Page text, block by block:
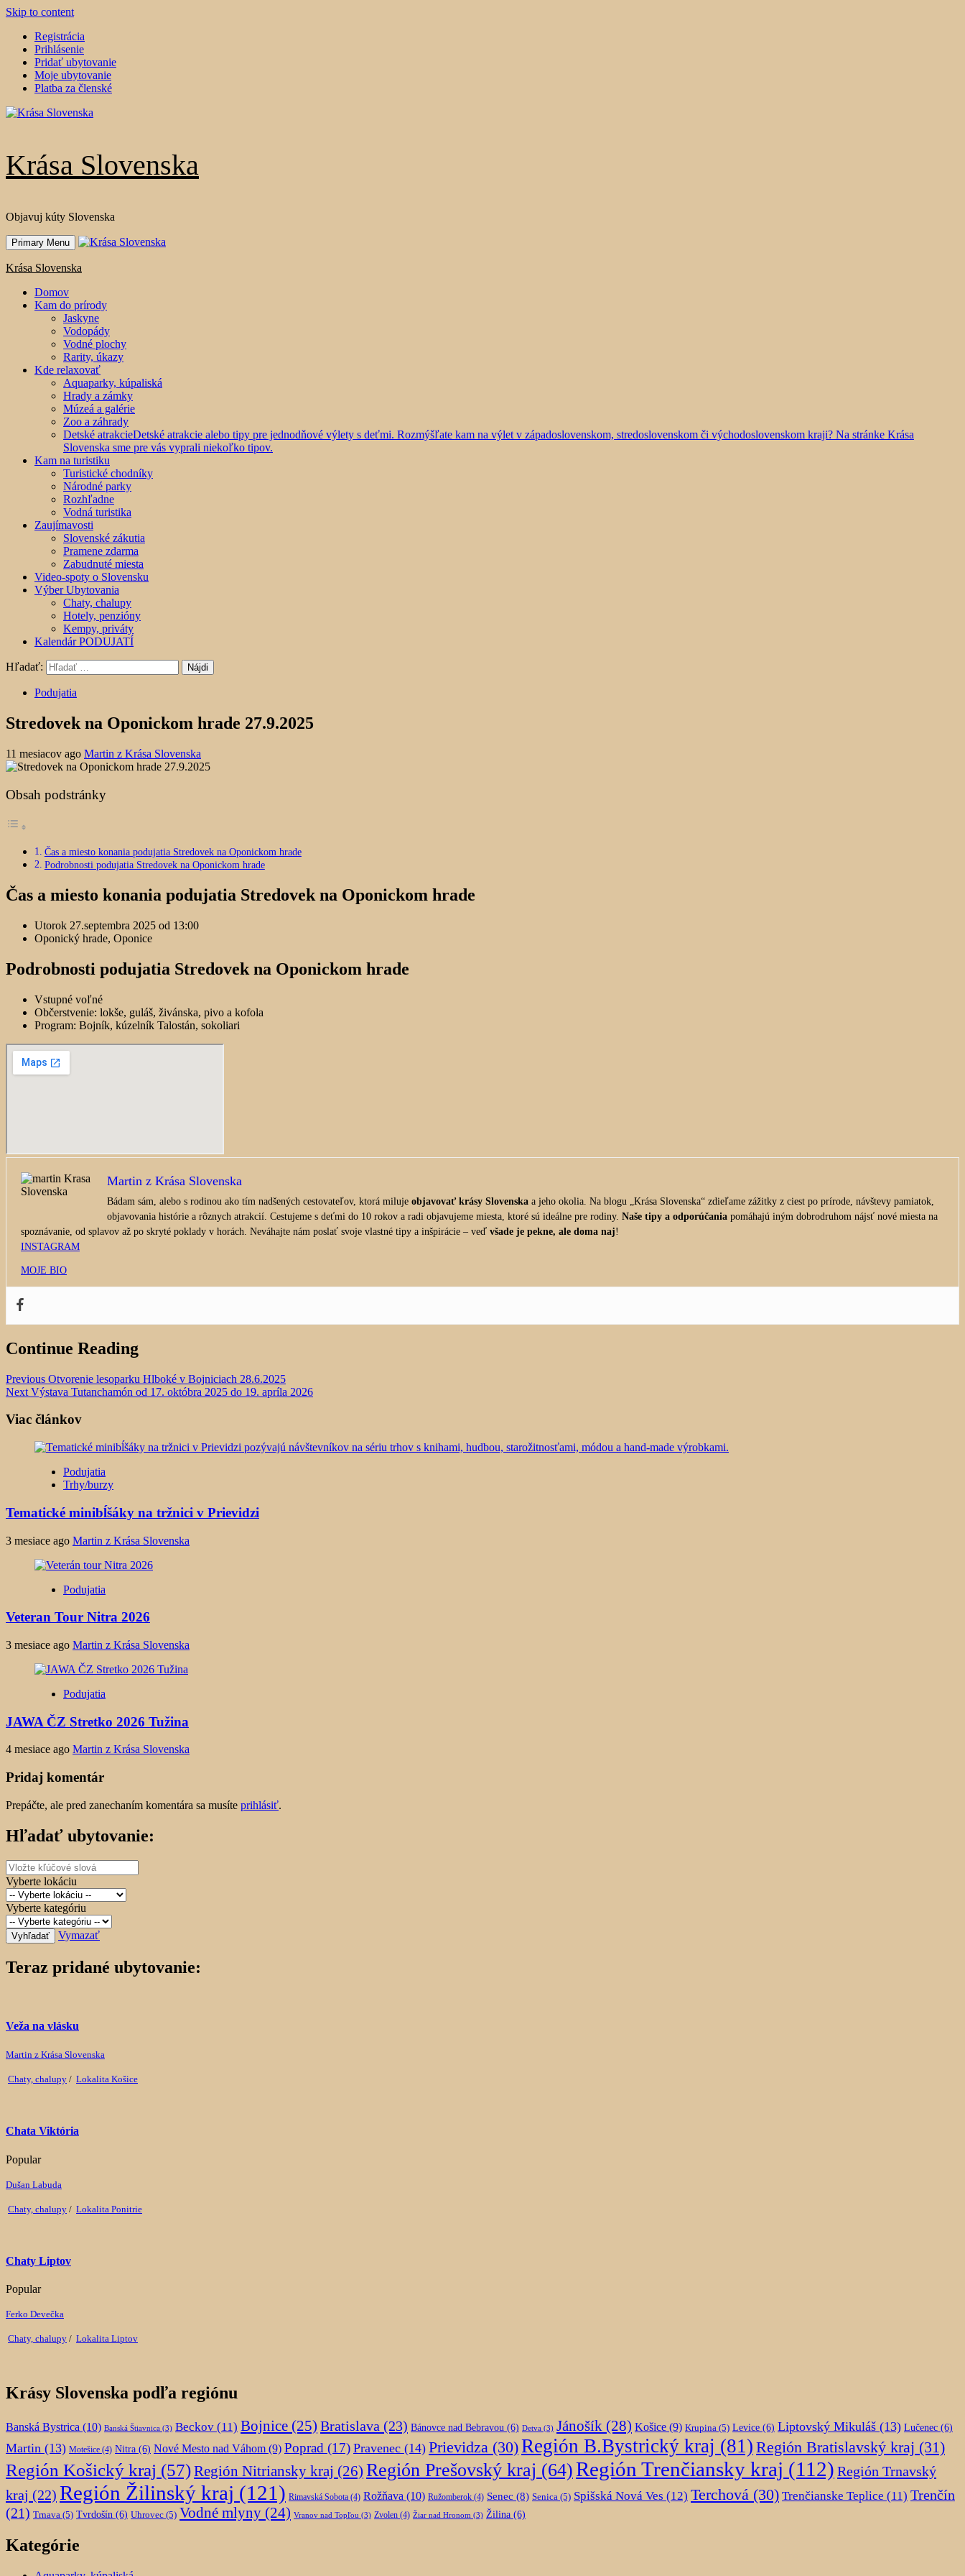
Skip to content
Registrácia
Prihlásenie
Pridať ubytovanie
Moje ubytovanie
Platba za členské
Krása Slovenska
Objavuj kúty Slovenska
Primary Menu
Krása Slovenska
Domov
Kam do prírody
Jaskyne
Vodopády
Vodné plochy
Rarity, úkazy
Kde relaxovať
Aquaparky, kúpaliská
Hrady a zámky
Múzeá a galérie
Zoo a záhrady
Detské atrakcieDetské atrakcie alebo tipy pre jednodňové výlety s deťmi. Rozmýšľate kam na výlet v západoslovenskom, stredoslovenskom či východoslovenskom kraji? Na stránke Krása
Slovenska sme pre vás vyprali niekoľko tipov.
Kam na turistiku
Turistické chodníky
Národné parky
Rozhľadne
Vodná turistika
Zaujímavosti
Slovenské zákutia
Pramene zdarma
Zabudnuté miesta
Video-spoty o Slovensku
Výber Ubytovania
Chaty, chalupy
Hotely, penzióny
Kempy, priváty
Kalendár PODUJATÍ
Hľadať:
Podujatia
Stredovek na Oponickom hrade 27.9.2025
11 mesiacov ago Martin z Krása Slovenska
Obsah podstránky
Čas a miesto konania podujatia Stredovek na Oponickom hrade
Podrobnosti podujatia Stredovek na Oponickom hrade
Čas a miesto konania podujatia Stredovek na Oponickom hrade
Utorok 27.septembra 2025 od 13:00
Oponický hrade, Oponice
Podrobnosti podujatia Stredovek na Oponickom hrade
Vstupné voľné
Občerstvenie: lokše, guláš, živánska, pivo a kofola
Program: Bojník, kúzelník Talostán, sokoliari
Martin z Krása Slovenska
Bádam sám, alebo s rodinou ako tím nadšených cestovateľov, ktorá miluje objavovať krásy Slovenska a jeho okolia. Na blogu „Krása Slovenska“ zdieľame zážitky z ciest po prírode, návštevy pamiatok,
objavovania histórie a rôznych atrakcií. Cestujeme s deťmi do 10 rokov a radi objavujeme miesta, ktoré sú ideálne pre rodiny. Naše tipy a odporúčania pomáhajú iným dobrodruhom nájsť nové miesta na
spoznávanie, od splavov až po skryté poklady v horách. Neváhajte nám poslať svoje vlastné tipy a inšpirácie – veď všade je pekne, ale doma naj!
INSTAGRAM
MOJE BIO
Continue Reading
Previous Otvorenie lesoparku Hlboké v Bojniciach 28.6.2025
Next Výstava Tutanchamón od 17. októbra 2025 do 19. apríla 2026
Viac článkov
Podujatia
Trhy/burzy
Tematické minibĺšáky na tržnici v Prievidzi
3 mesiace ago Martin z Krása Slovenska
Podujatia
Veteran Tour Nitra 2026
3 mesiace ago Martin z Krása Slovenska
Podujatia
JAWA ČZ Stretko 2026 Tužina
4 mesiace ago Martin z Krása Slovenska
Pridaj komentár
Prepáčte, ale pred zanechaním komentára sa musíte prihlásiť.
Hľadať ubytovanie:
Vyberte lokáciu
Vyberte kategóriu
Vyhľadať Vymazať
Teraz pridané ubytovanie:
Veža na vlásku
Martin z Krása Slovenska
Chaty, chalupy / Lokalita Košice
Chata Viktória
Popular
Dušan Labuda
Chaty, chalupy / Lokalita Ponitrie
Chaty Liptov
Popular
Ferko Devečka
Chaty, chalupy / Lokalita Liptov
Krásy Slovenska podľa regiónu
Banská Bystrica (10) Banská Štiavnica (3) Beckov (11) Bojnice (25) Bratislava (23) Bánovce nad Bebravou (6) Detva (3) Jánošík (28) Košice (9) Krupina (5) Levice (6) Liptovský Mikuláš (13) Lučenec (6)
Martin (13) Motešice (4) Nitra (6) Nové Mesto nad Váhom (9) Poprad (17) Pravenec (14) Prievidza (30)Región B.Bystrický kraj (81) Región Bratislavský kraj (31)
Región Košický kraj (57)Región Nitriansky kraj (26) Región Prešovský kraj (64)Región Trenčiansky kraj (112) Región Trnavský
kraj (22) Región Žilinský kraj (121) Rimavská Sobota (4) Rožňava (10) Ružomberok (4) Senec (8) Senica (5) Spišská Nová Ves (12) Terchová (30) Trenčianske Teplice (11) Trenčín
(21) Trnava (5) Tvrdošín (6) Uhrovec (5) Vodné mlyny (24) Vranov nad Topľou (3) Zvolen (4) Žiar nad Hronom (3) Žilina (6)
Kategórie